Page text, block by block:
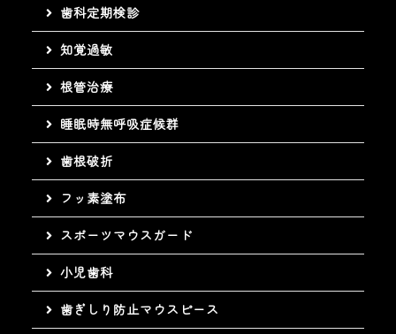
歯科定期検診
知覚過敏
根管治療
睡眠時無呼吸症候群
歯根破折
フッ素塗布
スポーツマウスガード
小児歯科
歯ぎしり防止マウスピース